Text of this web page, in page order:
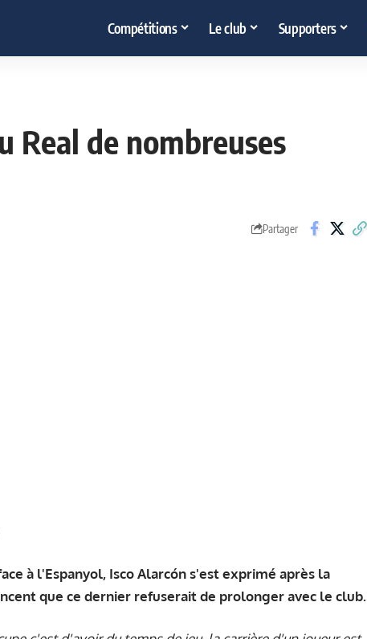
Compétitions Le club Supporters
Real de nombreuses
Partager
à l'Espanyol, Isco Alarcón s'est exprimé après la
que ce dernier refuserait de prolonger avec le club.